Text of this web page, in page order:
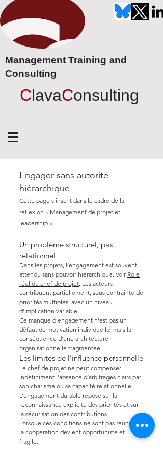
Management Training and
Consulting
ClavaConsulting
Engager sans autorité
hiérarchique
Cette page s’inscrit dans le cadre de la
réflexion « Management de projet et
leadership ».
Un problème structurel, pas
relationnel
Dans les projets, l’engagement est souvent
attendu sans pouvoir hiérarchique. Voir Rôle
réel du chef de projet. Les acteurs
contribuent partiellement, sous contrainte de
priorités multiples, avec un niveau
d’implication variable.
Ce manque d’engagement n’est pas un
défaut de motivation individuelle, mais la
conséquence d’une architecture
organisationnelle fragmentée.
Les limites de l’influence personnelle
Le chef de projet ne peut compenser
indéfiniment l’absence d’arbitrages clairs par
son charisme ou sa capacité relationnelle.
L’engagement durable repose sur la
reconnaissance explicite des priorités et sur
la sécurisation des contributions.
Lorsque ces conditions ne sont pas réunies,
la coopération devient opportuniste et
fragile.